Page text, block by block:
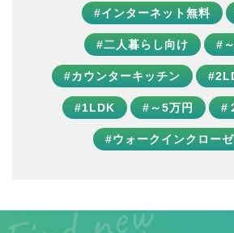
#インターネット無料
#二人暮らし向け #
#カウンターキッチン
#1LDK #～5万円 #
#ウォークインクロー